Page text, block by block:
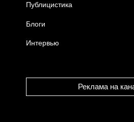
Публицистика
Блоги
Интервью
Реклама на